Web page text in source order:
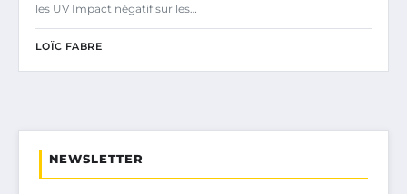
les UV Impact négatif sur les…
LOÏC FABRE
NEWSLETTER